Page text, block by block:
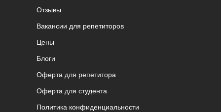
Отзывы
Вакансии для репетиторов
Цены
Блоги
Оферта для репетитора
Оферта для студента
Политика конфиденциальности